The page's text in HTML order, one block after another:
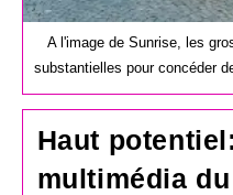
A l'image de Sunrise, les
substantielles pour concéder
Haut
multimédia